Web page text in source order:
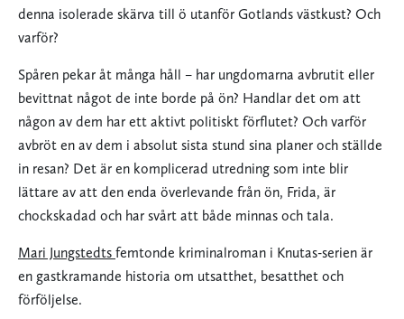
denna isolerade skärva till ö utanför Gotlands västkust? Och
varför?
Spåren pekar åt många håll – har ungdomarna avbrutit eller
bevittnat något de inte borde på ön? Handlar det om att
någon av dem har ett aktivt politiskt förflutet? Och varför
avbröt en av dem i absolut sista stund sina planer och ställde
in resan? Det är en komplicerad utredning som inte blir
lättare av att den enda överlevande från ön, Frida, är
chockskadad och har svårt att både minnas och tala.
Mari Jungstedts femtonde kriminalroman i Knutas-serien är
en gastkramande historia om utsatthet, besatthet och
förföljelse.